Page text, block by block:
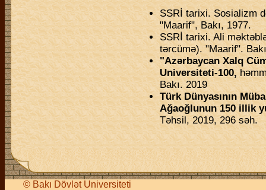
SSRİ tarixi. Sosializm
"Maarif", Bakı, 1977.
SSRİ tarixi. Ali
tərcümə). "Maarif".
"Azərbaycan Xalq
Universiteti-100,
Bakı. 2019
Türk Dünyasının
Ağaoğlunun 150 illik
Təhsil, 2019, 296 səh.
© Bakı Dövlət Universiteti